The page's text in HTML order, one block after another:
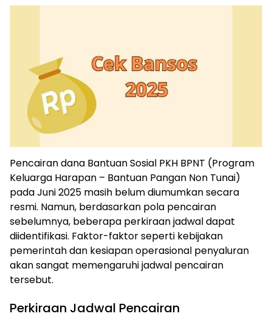
Pencairan dana Bantuan Sosial PKH BPNT (Program
Keluarga Harapan – Bantuan Pangan Non Tunai)
pada Juni 2025 masih belum diumumkan secara
resmi. Namun, berdasarkan pola pencairan
sebelumnya, beberapa perkiraan jadwal dapat
diidentifikasi. Faktor-faktor seperti kebijakan
pemerintah dan kesiapan operasional penyaluran
akan sangat memengaruhi jadwal pencairan
tersebut.
Perkiraan Jadwal Pencairan